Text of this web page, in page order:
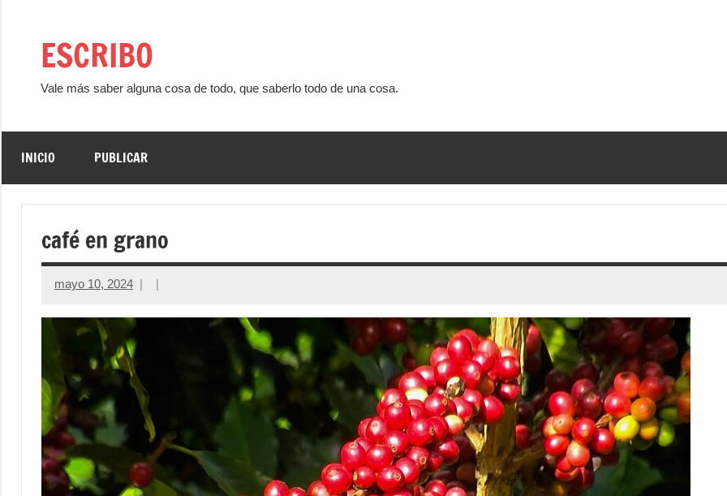
contenidoESCRIBO
Vale más saber alguna cosa de todo, que saberlo todo de una cosa.
INICIO PUBLICAR
café en grano
mayo 10, 2024